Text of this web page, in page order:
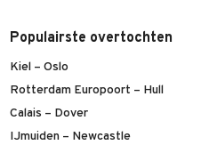
Populairste overtochten
Kiel – Oslo
Rotterdam Europoort – Hull
Calais – Dover
IJmuiden – Newcastle